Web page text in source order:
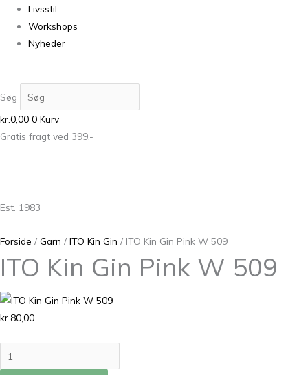
Livsstil
Workshops
Nyheder
Søg
kr.0,00 0 Kurv
Gratis fragt ved 399,-
Est. 1983
Forside / Garn / ITO Kin Gin / ITO Kin Gin Pink W 509
ITO Kin Gin Pink W 509
kr.80,00